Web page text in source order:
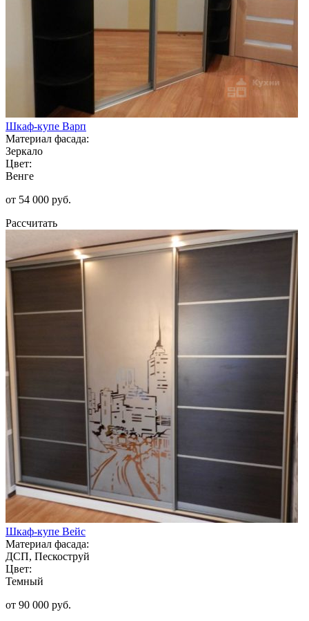
Шкаф-купе Варп
Материал фасада:
Зеркало
Цвет:
Венге
от 54 000 руб.
Рассчитать
Шкаф-купе Вейс
Материал фасада:
ДСП, Пескоструй
Цвет:
Темный
от 90 000 руб.